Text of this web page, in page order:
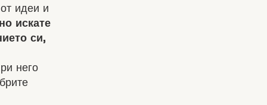
идеи и
искате
си,
него